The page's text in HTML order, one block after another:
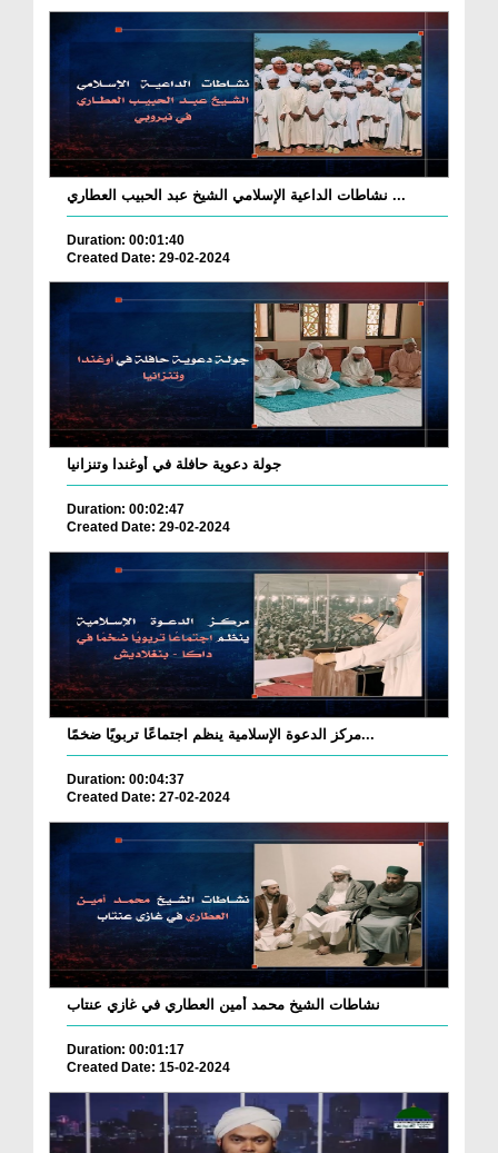
نشاطات الداعية الإسلامي الشيخ عبد الحبيب العطاري ...
Duration: 00:01:40
Created Date: 29-02-2024
جولة دعوية حافلة في أوغندا وتنزانيا
Duration: 00:02:47
Created Date: 29-02-2024
مركز الدعوة الإسلامية ينظم اجتماعًا تربويًا ضخمًا...
Duration: 00:04:37
Created Date: 27-02-2024
نشاطات الشيخ محمد أمين العطاري في غازي عنتاب
Duration: 00:01:17
Created Date: 15-02-2024